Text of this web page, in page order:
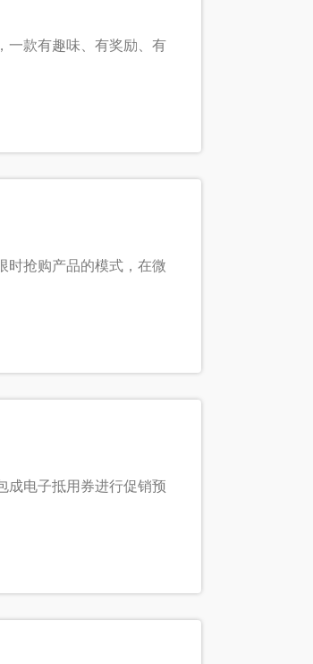
一款有趣味、有奖励、有
时抢购产品的模式，在微
成电子抵用券进行促销预